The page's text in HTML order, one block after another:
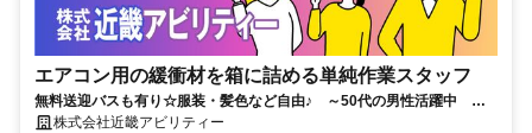
エアコン用の緩衝材を箱に詰める単純作業スタッフ
無料送迎バスも有り☆服装・髪色など自由♪ ～50代の男性活躍中
日払い・週払いOK☆
株式会社近畿アビリティー